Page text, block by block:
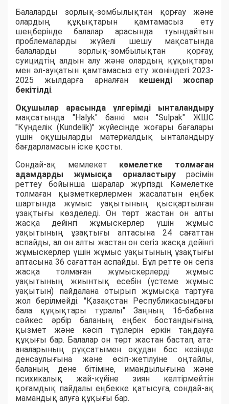
Балаларды зорлық-зомбылықтан қорғау және
олардың құқықтарын қамтамасыз ету
шеңберінде балалар арасында туындайтын
проблемаларды жүйелі шешу мақсатында
балаларды зорлық-зомбылықтан қорғау,
суицидтің алдын алу және олардың құқықтары
мен әл-ауқатын қамтамасыз ету жөніндегі 2023-
2025 жылдарға арналған кешенді жоспар
бекітілді.
Оқушылар арасында үлгерімді ынталандыру
мақсатында "Halyk" банкі мен "Sulpak" ЖШС
"Күнделік (Kundelik)" жүйесінде жоғары бағалары
үшін оқушыларды материалдық ынталандыру
бағдарламасын іске қосты.
Сондай-ақ мемлекет кәмелетке толмаған
адамдарды жұмысқа орналастырурәсімін
реттеу бойынша шаралар жүргізді. Кәмелетке
толмаған қызметкерлермен жасалатын еңбек
шартында жұмыс уақытының қысқартылған
ұзақтығы көзделеді. Он төрт жастан он алты
жасқа дейінгі жұмыскерлер үшін жұмыс
уақытының ұзақтығы аптасына 24 сағаттан
аспайды, ал он алты жастан он сегіз жасқа дейінгі
жұмыскерлер үшін жұмыс уақытының ұзақтығы
аптасына 36 сағаттан аспайды. Бұл ретте он сегіз
жасқа толмаған жұмыскерлерді жұмыс
уақытының жиынтық есебін (үстеме жұмыс
уақытын) пайдалана отырып жұмысқа тартуға
жол берілмейді. "Қазақстан Республикасындағы
бала құқықтары туралы" Заңның 16-бабына
сәйкес әрбiр баланың еңбек бостандығына,
қызмет және кәсiп түрлерiн еркiн таңдауға
құқығы бар. Балалар он төрт жастан бастап, ата-
аналарының рұқсатымен оқудан бос кезiнде
денсаулығына және өсіп-жетiлуiне оңтайлы,
баланың дене бiтiмiне, имандылығына және
психикалық жай-күйiне зиян келтiрмейтiн
қоғамдық пайдалы еңбекке қатысуға, сондай-ақ
мамандық алуға құқығы бар.